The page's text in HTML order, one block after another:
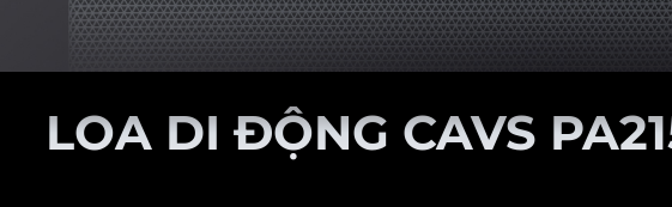
LOA DI ĐỘNG CAVS